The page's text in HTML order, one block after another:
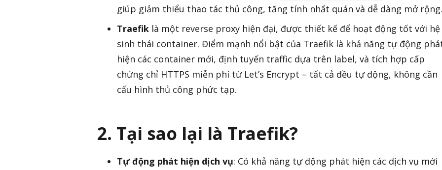
giúp giảm thiểu thao tác thủ công, tăng tính nhất quán và dễ dàng mở rộng.
Traefik là một reverse proxy hiện đại, được thiết kế để hoạt động tốt với hệ
sinh thái container. Điểm mạnh nổi bật của Traefik là khả năng tự động
hiện các container mới, định tuyến traffic dựa trên label, và tích hợp cấp
chứng chỉ HTTPS miễn phí từ Let’s Encrypt – tất cả đều tự động, không cần
cấu hình thủ công phức tạp.
2. Tại sao lại là Traefik?
Tự động phát hiện dịch vụ: Có khả năng tự động phát hiện các dịch vụ mới